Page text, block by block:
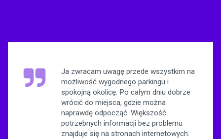
Ja zwracam uwagę przede wszystkim na
możliwość wygodnego parkingu i
spokojną okolicę. Po całym dniu dobrze
wrócić do miejsca, gdzie można
naprawdę odpocząć. Większość
potrzebnych informacji bez problemu
znajduje się na stronach internetowych.